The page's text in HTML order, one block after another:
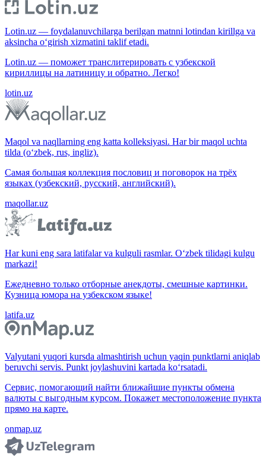
Lotin.uz — foydalanuvchilarga berilgan matnni lotindan kirillga va
aksincha o‘girish xizmatini taklif etadi.
Lotin.uz — поможет транслитерировать с узбекской
кириллицы на латиницу и обратно. Легко!
lotin.uz
Maqol va naqllarning eng katta kolleksiyasi. Har bir maqol uchta
tilda (o‘zbek, rus, ingliz).
Самая большая коллекция пословиц и поговорок на трёх
языках (узбекский, русский, английский).
maqollar.uz
Har kuni eng sara latifalar va kulguli rasmlar. O‘zbek tilidagi kulgu
markazi!
Ежедневно только отборные анекдоты, смешные картинки.
Кузница юмора на узбекском языке!
latifa.uz
Valyutani yuqori kursda almashtirish uchun yaqin punktlarni aniqlab
beruvchi servis. Punkt joylashuvini kartada ko‘rsatadi.
Сервис, помогающий найти ближайшие пункты обмена
валюты с выгодным курсом. Покажет местоположение пункта
прямо на карте.
onmap.uz